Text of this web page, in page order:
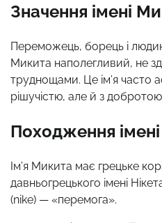
Значення імені
Переможець, борець і
Микита наполегливий, не
труднощами. Це ім’я часто
рішучістю, але й з
Походження
Ім’я Микита має грецьке
давньогрецького імені
(nike) — «перемога».